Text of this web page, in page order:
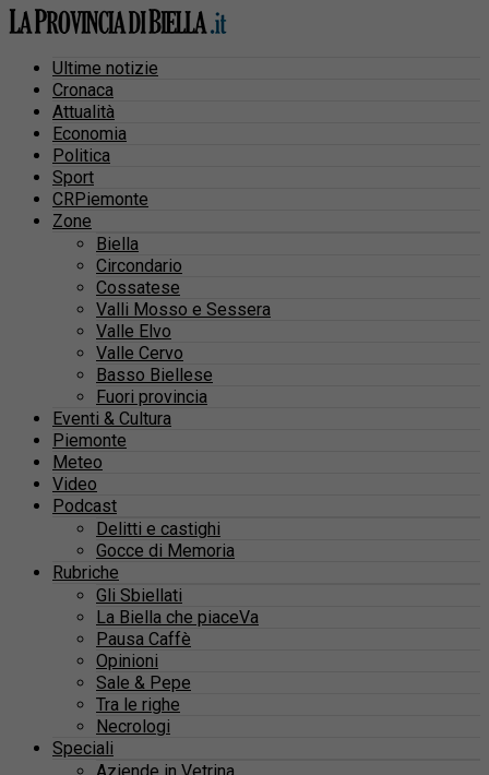
Ultime notizie
Cronaca
Attualità
Economia
Politica
Sport
CRPiemonte
Zone
Biella
Circondario
Cossatese
Valli Mosso e Sessera
Valle Elvo
Valle Cervo
Basso Biellese
Fuori provincia
Eventi & Cultura
Piemonte
Meteo
Video
Podcast
Delitti e castighi
Gocce di Memoria
Rubriche
Gli Sbiellati
La Biella che piaceVa
Pausa Caffè
Opinioni
Sale & Pepe
Tra le righe
Necrologi
Speciali